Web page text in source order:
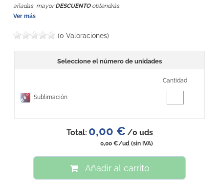
añadas, mayorDESCUENTOobtendrás.
Ver más
(0 Valoraciones)
Seleccione el número de unidades
Cantidad
Sublimación
Total: 0,00 € /0 uds
0,00 €/ud (sin IVA)
Añadir al carrito